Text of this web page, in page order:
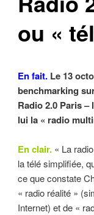
ou «
En fait.Le 13
benchmarking
Radio 2.0 Paris
lui la « radio
En clair.« La
la télé simplifiée,
ce que constate
« radio réalité »
Internet) et de «